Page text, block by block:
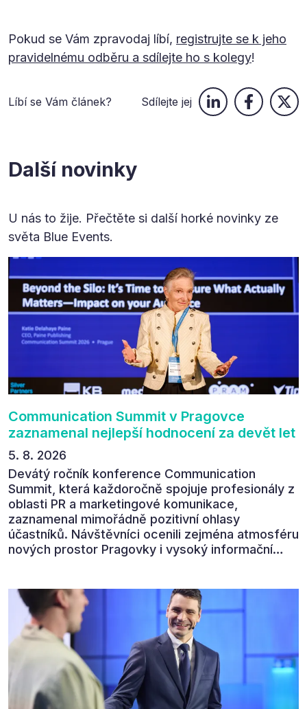
Pokud se Vám zpravodaj líbí, registrujte se k jeho
pravidelnému odběru a sdílejte ho s kolegy!
Líbí se Vám článek? Sdílejte jej
Další novinky
U nás to žije. Přečtěte si další horké novinky ze
světa Blue Events.
Communication Summit v Pragovce
zaznamenal nejlepší hodnocení za devět let
5. 8. 2026
Devátý ročník konference Communication
Summit, která každoročně spojuje profesionály z
oblasti PR a marketingové komunikace,
zaznamenal mimořádně pozitivní ohlasy
účastníků. Návštěvníci ocenili zejména atmosféru
nových prostor Pragovky i vysoký informační
zúčastnit i příštího ročníku. „Příjemná konference,
výborný program, hezké prostory, Daniel Stach
absolutně nejlepší moderátor!!!“ Tak shrnul
Communication Summit jeden z 330 účastníků ve
své zpětné vazbě. Ta potvrdila, co bylo slyšet i
cítit po celý 9. červen v Pragovce – že ročník s
tématem „Od chaosu k dopadu“ se skutečně
povedl.